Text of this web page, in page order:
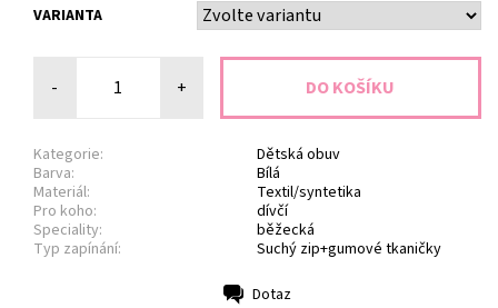
VARIANTA
- +
Kategorie:
Dětská obuv
Barva:
Bílá
Materiál:
Textil/syntetika
Pro koho:
dívčí
Speciality:
běžecká
Typ zapínání:
Suchý zip+gumové tkaničky
Dotaz